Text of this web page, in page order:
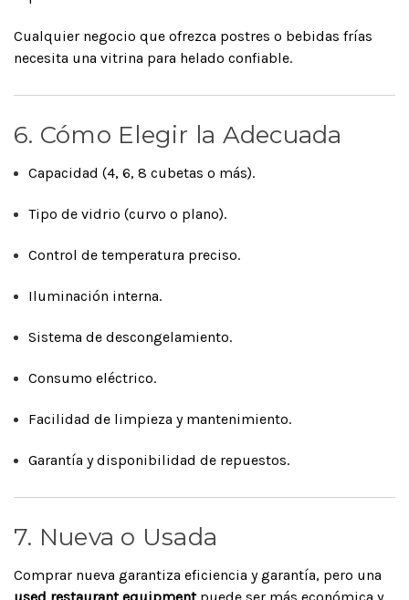
Cualquier negocio que ofrezca postres o bebidas frías
necesita una vitrina para helado confiable.
6. Cómo Elegir la Adecuada
Capacidad (4, 6, 8 cubetas o más).
Tipo de vidrio (curvo o plano).
Control de temperatura preciso.
Iluminación interna.
Sistema de descongelamiento.
Consumo eléctrico.
Facilidad de limpieza y mantenimiento.
Garantía y disponibilidad de repuestos.
7. Nueva o Usada
Comprar nueva garantiza eficiencia y garantía, pero una